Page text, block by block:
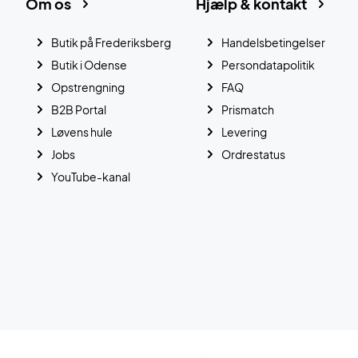
Handelsbetingelser
Persondatapolitik
FAQ
Prismatch
Levering
Ordrestatus
Butik på Frederiksberg
Butik i Odense
Opstrengning
B2B Portal
Løvens hule
Jobs
YouTube-kanal